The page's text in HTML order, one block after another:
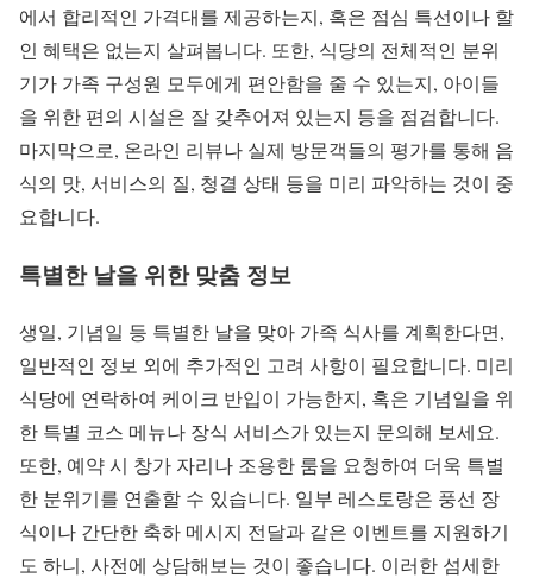
에서 합리적인 가격대를 제공하는지, 혹은 점심 특선이나 할
인 혜택은 없는지 살펴봅니다. 또한, 식당의 전체적인 분위
기가 가족 구성원 모두에게 편안함을 줄 수 있는지, 아이들
을 위한 편의 시설은 잘 갖추어져 있는지 등을 점검합니다.
마지막으로, 온라인 리뷰나 실제 방문객들의 평가를 통해 음
식의 맛, 서비스의 질, 청결 상태 등을 미리 파악하는 것이 중
요합니다.
특별한 날을 위한 맞춤 정보
생일, 기념일 등 특별한 날을 맞아 가족 식사를 계획한다면,
일반적인 정보 외에 추가적인 고려 사항이 필요합니다. 미리
식당에 연락하여 케이크 반입이 가능한지, 혹은 기념일을 위
한 특별 코스 메뉴나 장식 서비스가 있는지 문의해 보세요.
또한, 예약 시 창가 자리나 조용한 룸을 요청하여 더욱 특별
한 분위기를 연출할 수 있습니다. 일부 레스토랑은 풍선 장
식이나 간단한 축하 메시지 전달과 같은 이벤트를 지원하기
도 하니, 사전에 상담해보는 것이 좋습니다. 이러한 섬세한